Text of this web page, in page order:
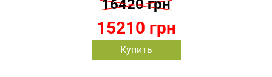
15210 грн
16420 грн
Купить